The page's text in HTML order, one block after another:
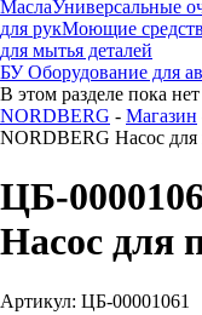
МаслаУниверсальные
для рукМоющие
для мытья деталей
БУ Оборудование для
В этом разделе пока
NORDBERG - Магазин
NORDBERG Насос для
ЦБ-
Насос для
Артикул: ЦБ-00001061